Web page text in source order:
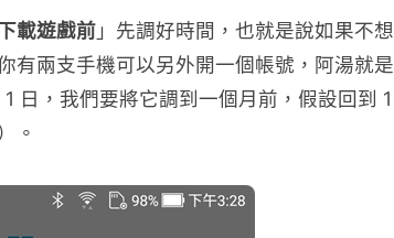
載遊戲前」先調好時間，也就是說如果不想
有兩支手機可以另外開一個帳號，阿湯就是
日，我們要將它調到一個月前，假設回到 1
。